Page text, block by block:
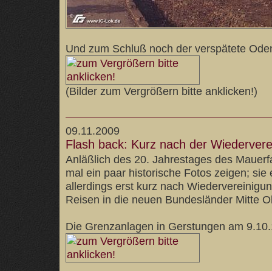
Und zum Schluß noch der verspätete
(Bilder zum Vergrößern bitte anklicken!)
09.11.2009
Flash back: Kurz nach der
Anläßlich des 20. Jahrestages des
mal ein paar historische Fotos zeigen; sie
allerdings erst kurz nach
Reisen in die neuen Bundesländer Mitte
Die Grenzanlagen in Gerstungen am